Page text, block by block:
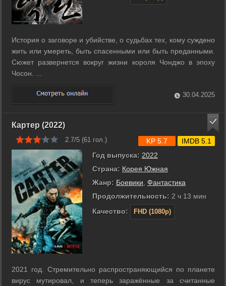
История о заговоре и убийстве, о судьбах тех, кому суждено
жить или умереть, быть спасенными или быть преданными.
Сюжет развернется вокруг жизни короля Чонджо в эпоху
Чосон. ...
30.04.2025
Картер (2022)
2.7/5 (61 гол.)
Год выпуска: 2022
Страна: Корея Южная
Жанр: Боевики Фантастика
Продолжительность: 2 ч 13 мин
Качество:
FHD (1080p)
KP 5.7 IMDB 5.1
2021 год. Стремительно распространяющийся по планете
вирус мутировал, и теперь заражённые за считанные